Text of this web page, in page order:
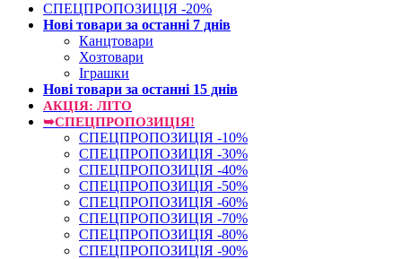
СПЕЦПРОПОЗИЦІЯ -20%
Нові товари за останнi 7 днiв
Канцтовари
Хозтовари
Іграшки
Нові товари за останнi 15 днiв
АКЦІЯ: ЛІТО
➥СПЕЦПРОПОЗИЦІЯ!
СПЕЦПРОПОЗИЦІЯ -10%
СПЕЦПРОПОЗИЦІЯ -30%
СПЕЦПРОПОЗИЦІЯ -40%
СПЕЦПРОПОЗИЦІЯ -50%
СПЕЦПРОПОЗИЦІЯ -60%
СПЕЦПРОПОЗИЦІЯ -70%
СПЕЦПРОПОЗИЦІЯ -80%
СПЕЦПРОПОЗИЦІЯ -90%